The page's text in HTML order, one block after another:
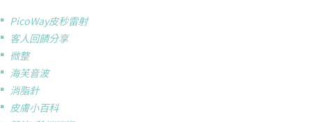
PicoWay皮秒雷射
客人回饋分享
微整
海芙音波
消脂針
皮膚小百科